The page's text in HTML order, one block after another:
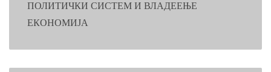
ПОЛИТИЧКИ СИСТЕМ И ВЛАДЕЕЊЕ
ЕКОНОМИЈА